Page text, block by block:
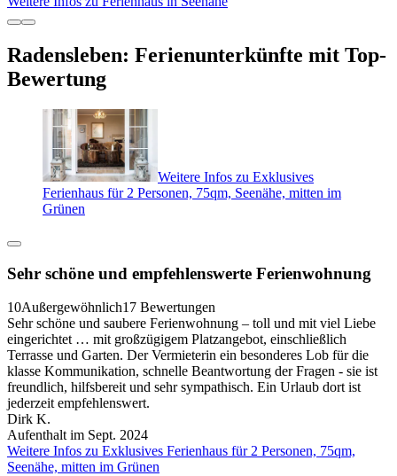
Radensleben: Ferienunterkünfte mit Top-
Bewertung
Weitere Infos zu Exklusives
Ferienhaus für 2 Personen, 75qm, Seenähe, mitten im
Grünen
Sehr schöne und empfehlenswerte Ferienwohnung
10Außergewöhnlich17 Bewertungen
Sehr schöne und saubere Ferienwohnung – toll und mit viel Liebe
eingerichtet … mit großzügigem Platzangebot, einschließlich
Terrasse und Garten. Der Vermieterin ein besonderes Lob für die
klasse Kommunikation, schnelle Beantwortung der Fragen - sie ist
freundlich, hilfsbereit und sehr sympathisch. Ein Urlaub dort ist
jederzeit empfehlenswert.
Dirk K.
Aufenthalt im Sept. 2024
Weitere Infos zu Exklusives Ferienhaus für 2 Personen, 75qm,
Seenähe, mitten im Grünen